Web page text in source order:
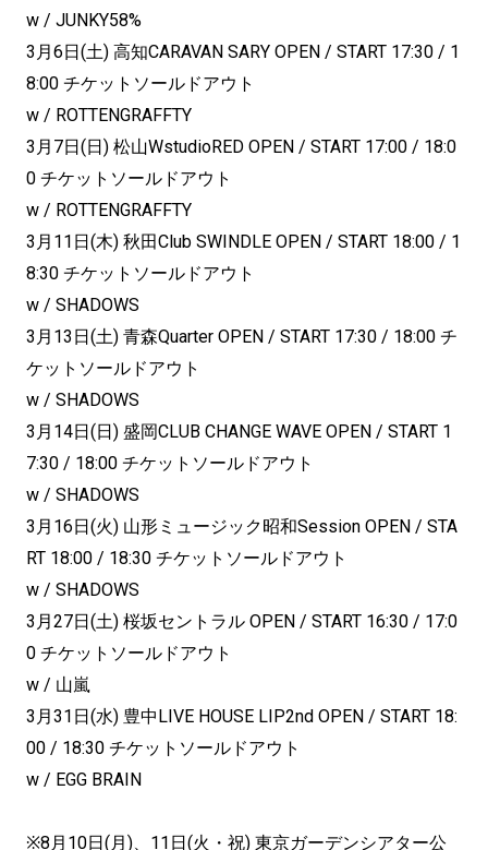
w / JUNKY58%
3月6日(土) 高知CARAVAN SARY OPEN / START 17:30 / 1
8:00 チケットソールドアウト
w / ROTTENGRAFFTY
3月7日(日) 松山WstudioRED OPEN / START 17:00 / 18:0
0 チケットソールドアウト
w / ROTTENGRAFFTY
3月11日(木) 秋田Club SWINDLE OPEN / START 18:00 / 1
8:30 チケットソールドアウト
w / SHADOWS
3月13日(土) 青森Quarter OPEN / START 17:30 / 18:00 チ
ケットソールドアウト
w / SHADOWS
3月14日(日) 盛岡CLUB CHANGE WAVE OPEN / START 1
7:30 / 18:00 チケットソールドアウト
w / SHADOWS
3月16日(火) 山形ミュージック昭和Session OPEN / STA
RT 18:00 / 18:30 チケットソールドアウト
w / SHADOWS
3月27日(土) 桜坂セントラル OPEN / START 16:30 / 17:0
0 チケットソールドアウト
w / 山嵐
3月31日(水) 豊中LIVE HOUSE LIP2nd OPEN / START 18:
00 / 18:30 チケットソールドアウト
w / EGG BRAIN
※8月10日(月)、11日(火・祝) 東京ガーデンシアター公